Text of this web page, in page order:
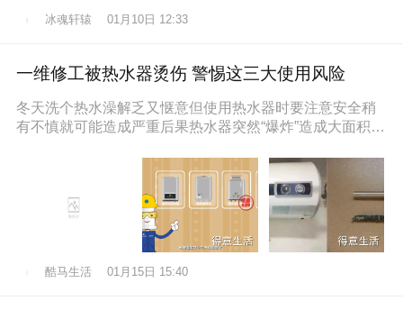
冰魂轩辕 01月10日 12:33
一维修工被热水器烫伤 警惕这三大使用风险
冬天洗个热水澡解乏又惬意但使用热水器时要注意安全稍
有不慎就可能造成严重后果热水器突然“爆炸”造成大面积烫
酷马生活 01月15日 15:40